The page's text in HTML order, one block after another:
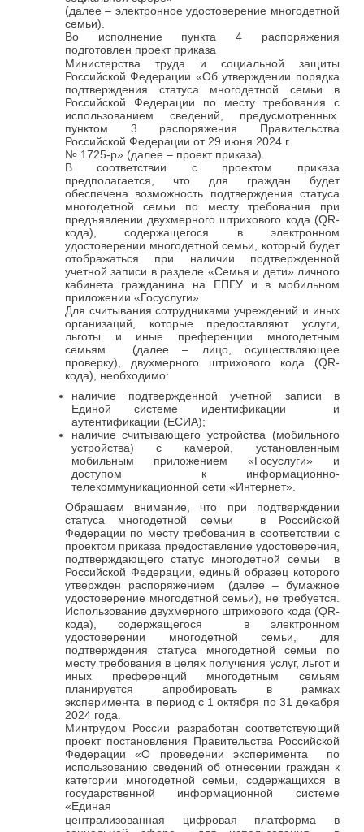
(далее – электронное удостоверение многодетной
семьи).
Во исполнение пункта 4 распоряжения
подготовлен проект приказа
Министерства труда и социальной защиты
Российской Федерации «Об утверждении порядка
подтверждения статуса многодетной семьи в
Российской Федерации по месту требования с
использованием сведений, предусмотренных
пунктом 3 распоряжения Правительства
Российской Федерации от 29 июня 2024 г.
№ 1725-р» (далее – проект приказа).
В соответствии с проектом приказа
предполагается, что для граждан будет
обеспечена возможность подтверждения статуса
многодетной семьи по месту требования при
предъявлении двухмерного штрихового кода (QR-
кода), содержащегося в электронном
удостоверении многодетной семьи, который будет
отображаться при наличии подтвержденной
учетной записи в разделе «Семья и дети» личного
кабинета гражданина на ЕПГУ и в мобильном
приложении «Госуслуги».
Для считывания сотрудниками учреждений и иных
организаций, которые предоставляют услуги,
льготы и иные преференции многодетным
семьям (далее – лицо, осуществляющее
проверку), двухмерного штрихового кода (QR-
кода), необходимо:
наличие подтвержденной учетной записи в
Единой системе идентификации и
аутентификации (ЕСИА);
наличие считывающего устройства (мобильного
устройства) с камерой, установленным
мобильным приложением «Госуслуги» и
доступом к информационно-
телекоммуникационной сети «Интернет».
Обращаем внимание, что при подтверждении
статуса многодетной семьи в Российской
Федерации по месту требования в соответствии с
проектом приказа предоставление удостоверения,
подтверждающего статус многодетной семьи в
Российской Федерации, единый образец которого
утвержден распоряжением (далее – бумажное
удостоверение многодетной семьи), не требуется.
Использование двухмерного штрихового кода (QR-
кода), содержащегося в электронном
удостоверении многодетной семьи, для
подтверждения статуса многодетной семьи по
месту требования в целях получения услуг, льгот и
иных преференций многодетным семьям
планируется апробировать в рамках
эксперимента в период с 1 октября по 31 декабря
2024 года.
Минтрудом России разработан соответствующий
проект постановления Правительства Российской
Федерации «О проведении эксперимента по
использованию сведений об отнесении граждан к
категории многодетной семьи, содержащихся в
государственной информационной системе
«Единая
централизованная цифровая платформа в